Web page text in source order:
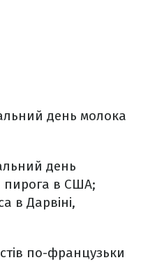
день молока
день
пирога в США;
в Дарвіні,
по-французьки